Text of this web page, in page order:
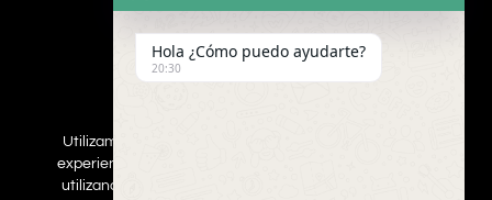
Gatos
Mamímeros Exóticos
Hola ¿Cómo puedo ayudarte?
20:30
Utilizamos cookies para asegurar que damos la mejor
experiencia al usuario en nuestro sitio web. Si continúa
utilizando este sitio asumiremos que está de acuerdo.